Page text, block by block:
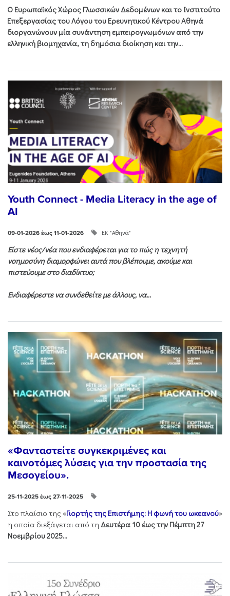
Ο Ευρωπαϊκός Χώρος Γλωσσικών Δεδομένων και το Ινστιτούτο
Επεξεργασίας του Λόγου του Ερευνητικού Κέντρου Αθηνά
διοργανώνουν μία συνάντηση εμπειρογνωμόνων από την
ελληνική βιομηχανία, τη δημόσια διοίκηση και την...
Youth Connect - Media Literacy in the age of
AI
09-01-2026 έως 11-01-2026 ΕΚ "Αθηνά"
Είστε νέος/νέα που ενδιαφέρεται για το πώς η τεχνητή
νοημοσύνη διαμορφώνει αυτά που βλέπουμε, ακούμε και
πιστεύουμε στο διαδίκτυο;
Ενδιαφέρεστε να συνδεθείτε με άλλους, να...
«Φανταστείτε συγκεκριμένες και
καινοτόμες λύσεις για την προστασία της
Μεσογείου».
25-11-2025 έως 27-11-2025
Στo πλαίσιo της «Γιορτής της Επιστήμης: Η φωνή του ωκεανού»
η οποία διεξάγεται από τη Δευτέρα 10 έως την Πέμπτη 27
Νοεμβρίου 2025...